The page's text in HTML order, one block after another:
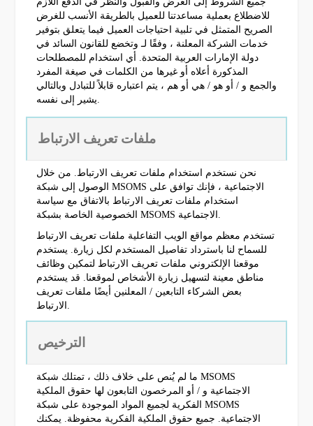
للاضطلاع بعملية مساعدتنا للعميل بالطريقة الأنسب للغرض
الصريح المتمثل في تلبية احتياجات العميل فيما يتعلق بتوفير
خدمات الشركة المعلنة ، وفقًا لـ وتخضع للقانون السائد في
دولة الإمارات العربية المتحدة. أي استخدام للمصطلحات
المذكورة أعلاه أو غيرها من الكلمات في صيغة المفرد
والجمع و / أو هو / هي أو هم ، يتم اعتباره قابلاً للتبادل وبالتالي
ملفات تعريف الارتباط
نحن نستخدم استخدام ملفات تعريف الارتباط. من خلال
الوصول إلى شبكة MSOMS الاجتماعية ، فإنك توافق على
استخدام ملفات تعريف الارتباط بالاتفاق مع سياسة
تستخدم معظم مواقع الويب التفاعلية ملفات تعريف الارتباط
للسماح لنا باسترداد تفاصيل المستخدم لكل زيارة. يستخدم
موقعنا الإلكتروني ملفات تعريف الارتباط لتمكين وظائف
مناطق معينة لتسهيل زيارة الأشخاص لموقعنا. قد يستخدم
بعض الشركاء التابعين / المعلنين أيضًا ملفات تعريف
الترخيص
ما لم يُنص على خلاف ذلك ، تمتلك شبكة MSOMS
الاجتماعية و / أو المرخصون التابعون لها حقوق الملكية
الفكرية لجميع المواد الموجودة على شبكة MSOMS
الاجتماعية. جميع حقوق الملكية الفكرية محفوظة. يمكنك